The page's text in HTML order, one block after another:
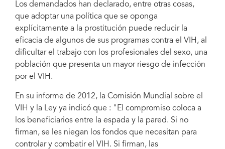
Los demandados han declarado, entre otras cosas,
que adoptar una política que se oponga
explícitamente a la prostitución puede reducir la
eficacia de algunos de sus programas contra el VIH, al
dificultar el trabajo con los profesionales del sexo, una
población que presenta un mayor riesgo de infección
por el VIH.
En su informe de 2012, la Comisión Mundial sobre el
VIH y la Ley ya indicó que : "El compromiso coloca a
los beneficiarios entre la espada y la pared. Si no
firman, se les niegan los fondos que necesitan para
controlar y combatir el VIH. Si firman, las